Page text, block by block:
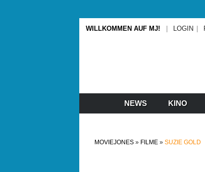
WILLKOMMEN AUF MJ! LOGIN
NEWS KINO
MOVIEJONES FILME SUZIE GOLD